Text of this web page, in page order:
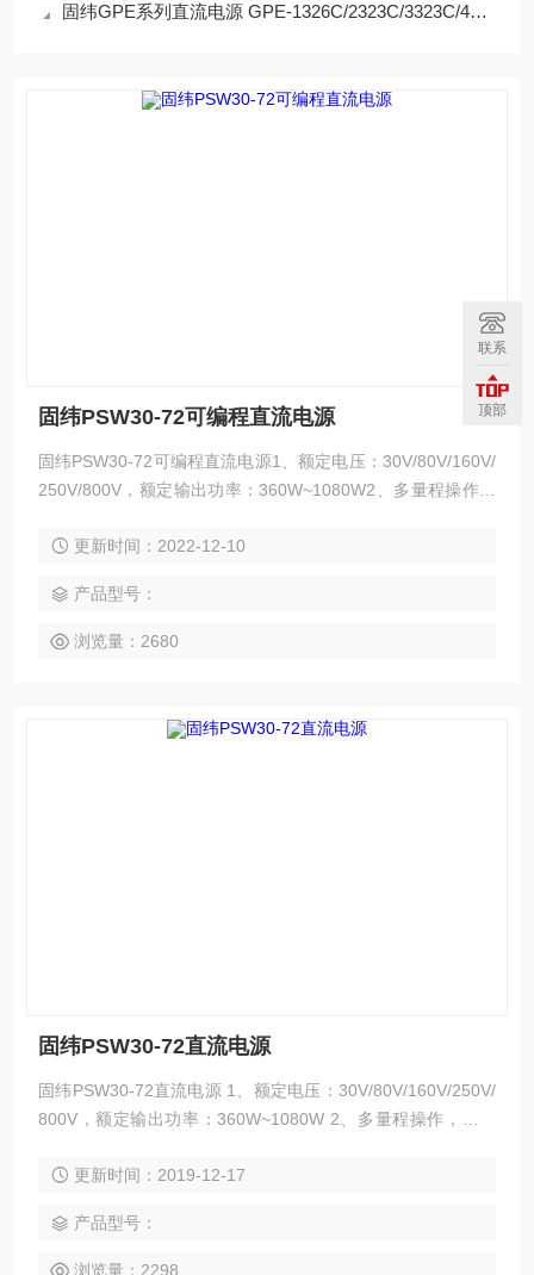
固纬GPE系列直流电源 GPE-1326C/2323C/3323C/4323C 1/2/3/4通道独立输出
固纬PSW30-72可编程直流电源
固纬PSW30-72可编程直流电源1、额定电压：30V/80V/160V/
250V/800V，额定输出功率：360W~1080W2、多量程操作，
斜率4、串联操作（2台）（ 30V/80V/160V），并联操作（3
B、模
更新时间：2022-12-10
产品型号：
浏览量：2680
固纬PSW30-72直流电源
固纬PSW30-72直流电源 1、额定电压：30V/80V/160V/250V/
800V，额定输出功率：360W~1080W 2、多量程操作，定功
4、串联操作（2台）（ 30V/80V/160V），并联操作（3台）
模
更新时间：2019-12-17
产品型号：
浏览量：2298
联系
顶部